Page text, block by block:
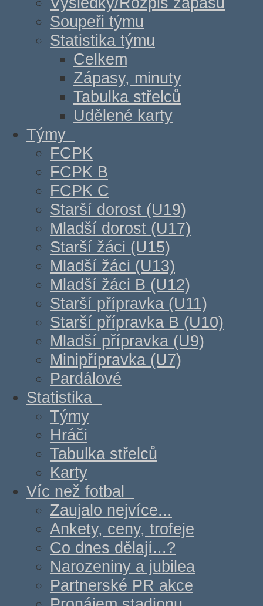
Soupeři týmu
Statistika týmu
Celkem
Zápasy, minuty
Tabulka střelců
Udělené karty
Týmy
FCPK
FCPK B
FCPK C
Starší dorost (U19)
Mladší dorost (U17)
Starší žáci (U15)
Mladší žáci (U13)
Mladší žáci B (U12)
Starší přípravka (U11)
Starší přípravka B (U10)
Mladší přípravka (U9)
Minipřípravka (U7)
Pardálové
Statistika
Týmy
Hráči
Tabulka střelců
Karty
Víc než fotbal
Zaujalo nejvíce...
Ankety, ceny, trofeje
Co dnes dělají...?
Narozeniny a jubilea
Partnerské PR akce